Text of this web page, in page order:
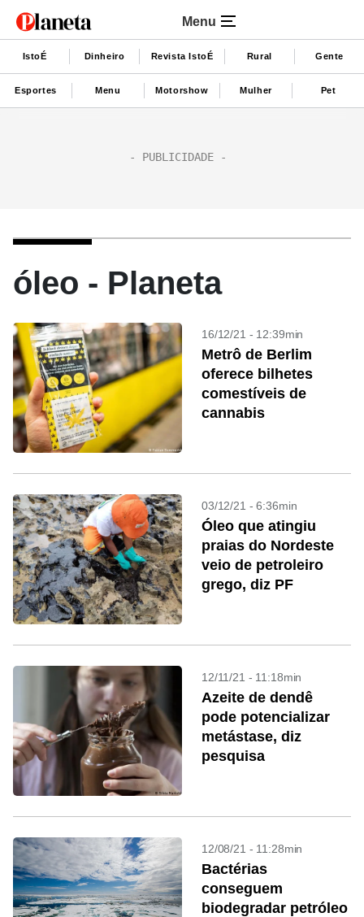
Menu
IstoÉ Dinheiro Revista IstoÉ Rural Gente
Esportes Menu Motorshow Mulher Pet
óleo - Planeta
16/12/21 - 12:39min
Metrô de Berlim
oferece bilhetes
comestíveis de
cannabis
03/12/21 - 6:36min
Óleo que atingiu
praias do Nordeste
veio de petroleiro
grego, diz PF
12/11/21 - 11:18min
Azeite de dendê
pode potencializar
metástase, diz
pesquisa
12/08/21 - 11:28min
Bactérias
conseguem
biodegradar petróleo